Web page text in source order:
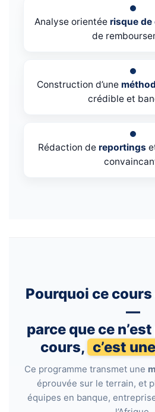
Analyse orientée risque de
de
Construction d’une
crédible et
Rédaction de reportings
Pourquoi ce
—
parce que ce
cours, c’est
Ce programme transmet une
éprouvée sur le terrain, et
équipes en banque,